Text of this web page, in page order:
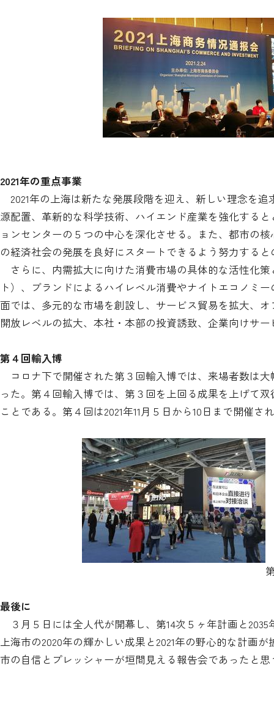
2021年の重点事業
2021年の上海は新たな発展段階を迎え、新しい理念を
源配置、革新的な科学技術、ハイエンド産業を強化する
ョンセンターの５つの中心を深化させる。また、都市の
の経済社会の発展を良好にスタートできるよう努力すると
さらに、内需拡大に向けた消費市場の具体的な活性化
ト）、ブランドによるハイレベル消費やナイトエコノミ
面では、多元的な市場を創設し、サービス貿易を拡大、
開放レベルの拡大、本社・本部の投資誘致、企業向けサ
第４回輸入博
コロナ下で開催された第３回輸入博では、来場者数は
った。第４回輸入博では、第３回を上回る成果を上げて
ことである。第４回は2021年11月５日から10日まで開催さ
最後に
３月５日には全人代が開幕し、第14次５ヶ年計画と
上海市の2020年の輝かしい成果と2021年の野心的な計画
市の自信とプレッシャーが垣間見える報告会であったと思